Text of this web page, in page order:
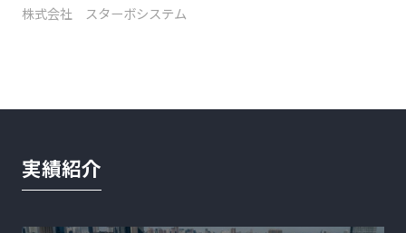
株式会社 スターボシステム
実績紹介